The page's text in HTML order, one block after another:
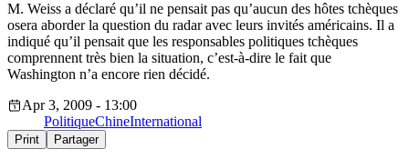
M. Weiss a déclaré qu’il ne pensait pas qu’aucun des hôtes tchèques
osera aborder la question du radar avec leurs invités américains. Il a
indiqué qu’il pensait que les responsables politiques tchèques
comprennent très bien la situation, c’est-à-dire le fait que
Washington n’a encore rien décidé.
Apr 3, 2009 - 13:00
PolitiqueChineInternational
Print Partager